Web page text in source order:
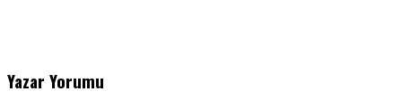
Yazar Yorumu